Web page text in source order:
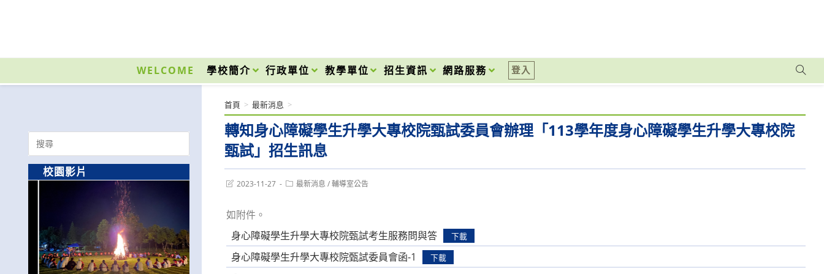
內
WELCOME 學校簡介 行政單位 教學單位 招生資訊 網路服務 登入
轉知身心障礙學生升學大專校院甄試委員會辦理「113學年度身心障礙學生升學大專校院
甄試」招生訊息
首頁 > 最新消息 >
Post2023-11-27
Post最新消息 / 輔導室公告
如附件。
身心障礙學生升學大專校院甄試考生服務問與答
下載
身心障礙學生升學大專校院甄試委員會函-1 下載
Search
for:
校園影片